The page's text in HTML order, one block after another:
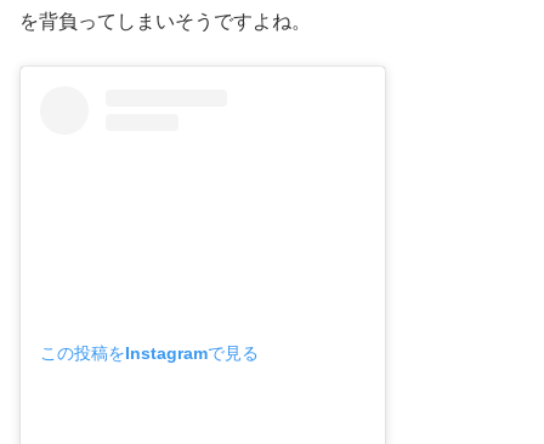
を背負ってしまいそうですよね。
この投稿をInstagramで見る